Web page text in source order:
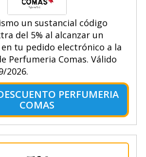
un sustancial código
del 5% al alcanzar un
tu pedido electrónico a la
Perfumeria Comas. Válido
2026.
PERFUMERIA
COMAS